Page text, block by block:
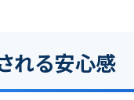
れる安心感